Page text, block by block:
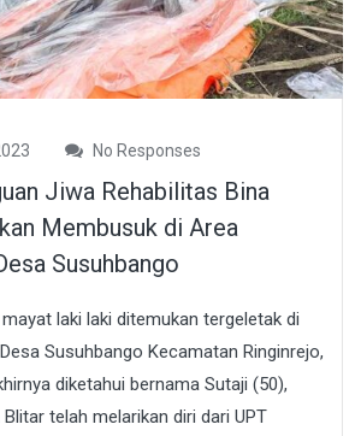
No Responses
Jiwa Rehabilitas Bina
Membusuk di Area
Susuhbango
laki laki ditemukan tergeletak di
Susuhbango Kecamatan Ringinrejo,
diketahui bernama Sutaji (50),
telah melarikan diri dari UPT